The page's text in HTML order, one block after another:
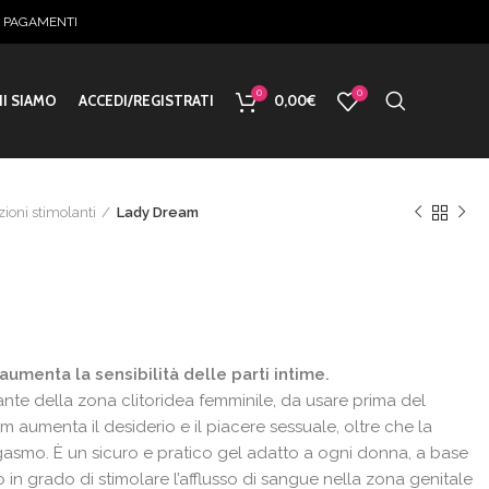
PAGAMENTI
SIAMO ACCEDI/REGISTRATI 0 0,00€ 0
stimolanti Lady Dream
la sensibilità delle parti intime.
della zona clitoridea femminile, da usare prima del
aumenta il desiderio e il piacere sessuale, oltre che la
È un sicuro e pratico gel adatto a ogni donna, a base
in grado di stimolare l’afflusso di sangue nella zona genitale